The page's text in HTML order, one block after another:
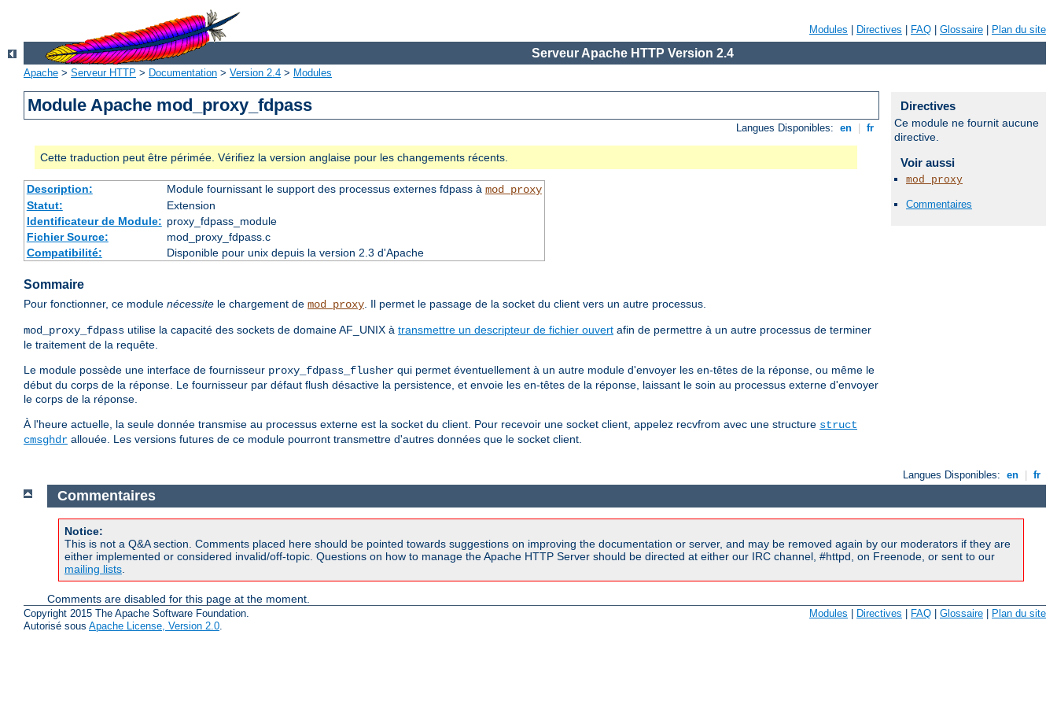
Modules Directives FAQ Glossaire Plan du site
Serveur Apache HTTP Version 2.4
Apache > Serveur HTTP > Documentation > Version 2.4 > Modules
Module Apache mod_proxy_fdpass
Langues Disponibles: en fr
Cette traduction peut être périmée. Vérifiez la version anglaise pour les changements récents.
Description: Module fournissant le support des processus externes fdpass à mod_proxy
Statut:
Extension
Identificateur de Module: proxy_fdpass_module
Fichier Source:
mod_proxy_fdpass.c
Compatibilité:
Disponible pour unix depuis la version 2.3 d'Apache
Sommaire
Pour fonctionner, ce module nécessite le chargement de mod_proxy. Il permet le passage de la socket du client vers un autre processus.
mod_proxy_fdpass utilise la capacité des sockets de domaine AF_UNIX à transmettre un descripteur de fichier ouvert afin de permettre à un autre processus de terminer
le traitement de la requête.
Le module possède une interface de fournisseur proxy_fdpass_flusher qui permet éventuellement à un autre module d'envoyer les en-têtes de la réponse, ou même le
début du corps de la réponse. Le fournisseur par défaut flush désactive la persistence, et envoie les en-têtes de la réponse, laissant le soin au processus externe d'envoyer
le corps de la réponse.
À l'heure actuelle, la seule donnée transmise au processus externe est la socket du client. Pour recevoir une socket client, appelez recvfrom avec une structure struct
cmsghdr allouée. Les versions futures de ce module pourront transmettre d'autres données que le socket client.
Directives
Ce module ne fournit aucune
directive.
Voir aussi
mod_proxy
Commentaires
Langues Disponibles: en fr
Commentaires
Notice:
This is not a Q&A section. Comments placed here should be pointed towards suggestions on improving the documentation or server, and may be removed again by our moderators if they are
either implemented or considered invalid/off-topic. Questions on how to manage the Apache HTTP Server should be directed at either our IRC channel, #httpd, on Freenode, or sent to our
mailing lists
Comments are disabled for this page at the moment.
Copyright 2015 The Apache Software Foundation.
Autorisé sous Apache License, Version 2.0.
Modules Directives FAQ Glossaire Plan du site